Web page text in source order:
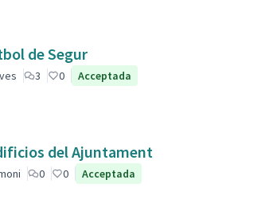
de Segur
3 0 Acceptada
del Ajuntament
0 0 Acceptada